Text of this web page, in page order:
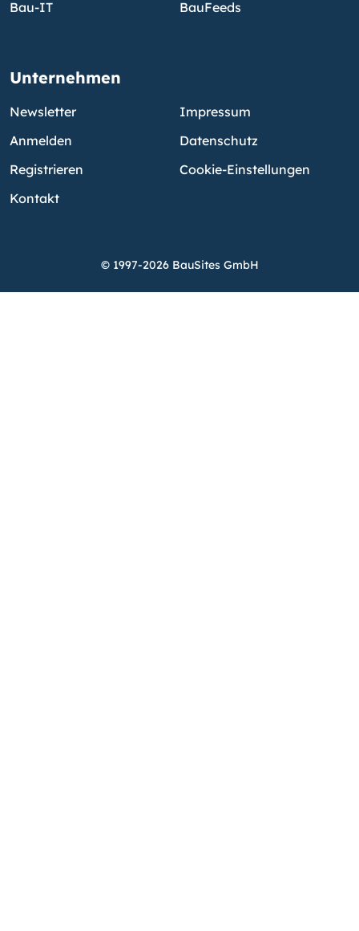
Bau-IT
BauFeeds
Unternehmen
Newsletter
Anmelden
Registrieren
Kontakt
Impressum
Datenschutz
Cookie-Einstellungen
© 1997-2026 BauSites GmbH